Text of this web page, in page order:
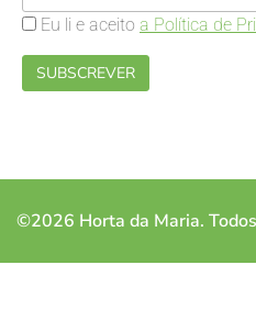
Eu li e aceito a Política de
©2026 Horta da Maria.